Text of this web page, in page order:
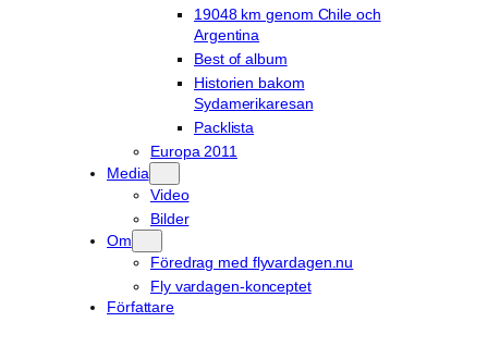
19048 km genom Chile och
Argentina
Best of album
Historien bakom
Sydamerikaresan
Packlista
Europa 2011
Media
Video
Bilder
Om
Föredrag med flyvardagen.nu
Fly vardagen-konceptet
Författare